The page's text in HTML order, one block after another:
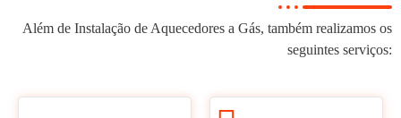
Além de Instalação de Aquecedores a Gás, também realizamos os
seguintes serviços: